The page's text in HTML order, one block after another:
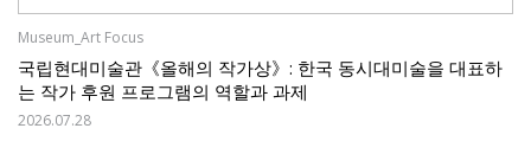
Museum_Art Focus
국립현대미술관《올해의 작가상》: 한국 동시대미술을 대표하
는 작가 후원 프로그램의 역할과 과제
2026.07.28